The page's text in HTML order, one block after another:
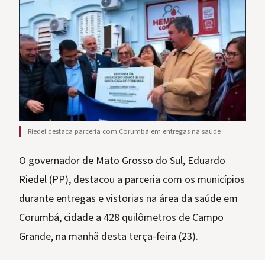
Riedel destaca parceria com Corumbá em entregas na saúde
O governador de Mato Grosso do Sul, Eduardo
Riedel (PP), destacou a parceria com os municípios
durante entregas e vistorias na área da saúde em
Corumbá, cidade a 428 quilômetros de Campo
Grande, na manhã desta terça-feira (23).